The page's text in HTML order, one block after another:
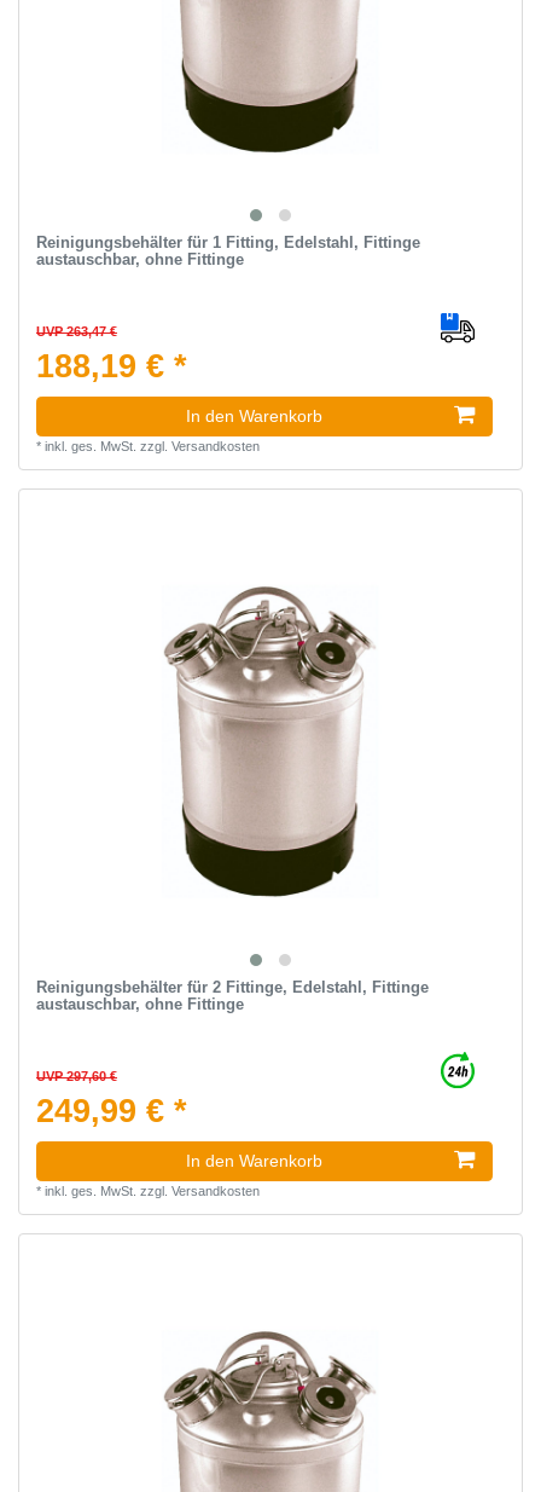
Reinigungsbehälter für 1 Fitting, Edelstahl, Fittinge
austauschbar, ohne Fittinge
UVP 263,47 €
188,19 € *
In den Warenkorb
* inkl. ges. MwSt. zzgl. Versandkosten
Reinigungsbehälter für 2 Fittinge, Edelstahl, Fittinge
austauschbar, ohne Fittinge
UVP 297,60 €
249,99 € *
In den Warenkorb
* inkl. ges. MwSt. zzgl. Versandkosten